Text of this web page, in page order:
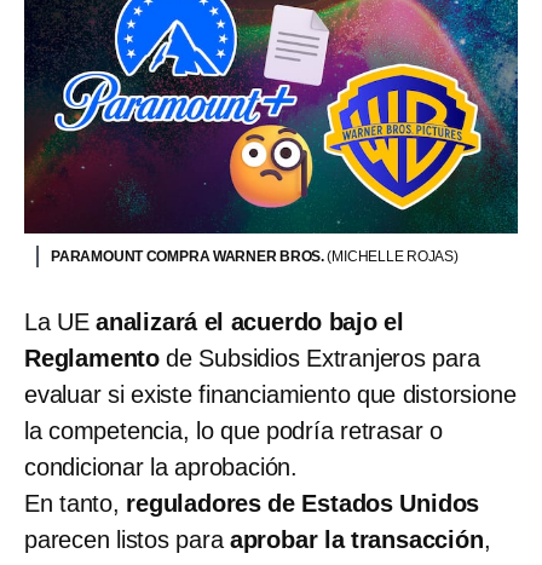
PARAMOUNT COMPRA WARNER BROS.(MICHELLE ROJAS)
La UE analizará el acuerdo bajo el
Reglamentode Subsidios Extranjeros para
evaluar si existe financiamiento que distorsione
la competencia, lo que podría retrasar o
condicionar la aprobación.
En tanto, reguladores de Estados Unidos
parecen listos para aprobar la transacción,